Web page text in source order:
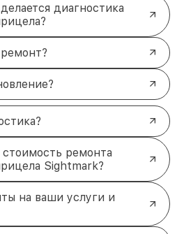
диагностика
ремонта
Sightmark?
на ваши услуги и